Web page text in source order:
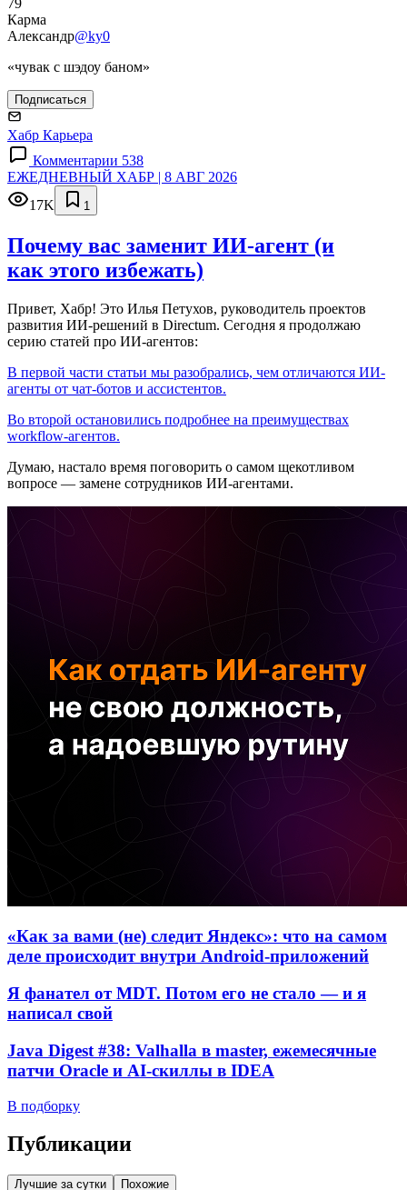
Карма
Александр@ky0
«чувак с шэдоу баном»
Подписаться
Хабр Карьера
Комментарии 538
ЕЖЕДНЕВНЫЙ ХАБР | 8 АВГ 2026
17K
1
Почему вас заменит ИИ‑агент (и
как этого избежать)
Привет, Хабр! Это Илья Петухов, руководитель проектов
развития ИИ-решений в Directum. Сегодня я продолжаю
серию статей про ИИ-агентов:
В первой части статьи мы разобрались, чем отличаются ИИ-
агенты от чат-ботов и ассистентов.
Во второй остановились подробнее на преимуществах
workflow-агентов.
Думаю, настало время поговорить о самом щекотливом
вопросе — замене сотрудников ИИ-агентами.
«Как за вами (не) следит Яндекс»: что на самом
деле происходит внутри Android-приложений
Я фанател от MDT. Потом его не стало — и я
написал свой
Java Digest #38: Valhalla в master, ежемесячные
патчи Oracle и AI-скиллы в IDEA
В подборку
Публикации
Лучшие за сутки Похожие